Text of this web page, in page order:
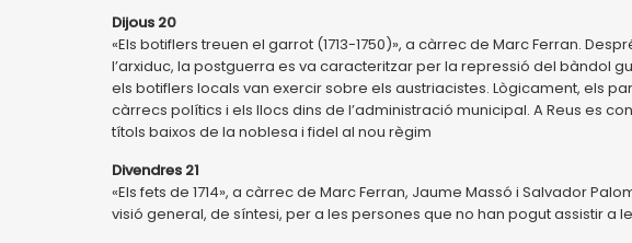
Dijous 20
«Els botiflers treuen el garrot (1713-1750)», a càrrec de Marc Ferran.
l’arxiduc, la postguerra es va caracteritzar per la repressió del bàndol
els botiflers locals van exercir sobre els austriacistes. Lògicament, els
càrrecs polítics i els llocs dins de l’administració municipal. A Reus es
títols baixos de la noblesa i fidel al nou règim
Divendres 21
«Els fets de 1714», a càrrec de Marc Ferran, Jaume Massó i Salvador
visió general, de síntesi, per a les persones que no han pogut assistir a